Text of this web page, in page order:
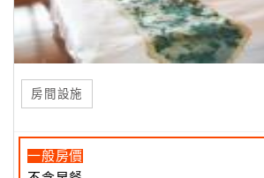
房間設施
一般房價